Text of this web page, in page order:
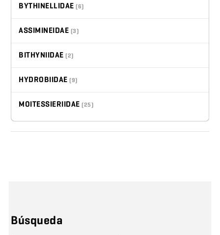
BYTHINELLIDAE (6)
ASSIMINEIDAE (3)
BITHYNIIDAE (2)
HYDROBIIDAE (9)
MOITESSIERIIDAE (25)
Búsqueda